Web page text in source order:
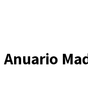
Anuario